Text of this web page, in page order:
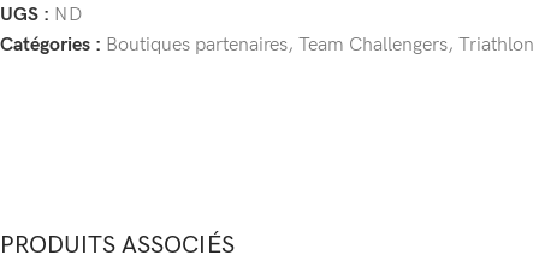
UGS : ND
Catégories : Boutiques partenaires, Team Challengers, Triathlon
PRODUITS ASSOCIÉS